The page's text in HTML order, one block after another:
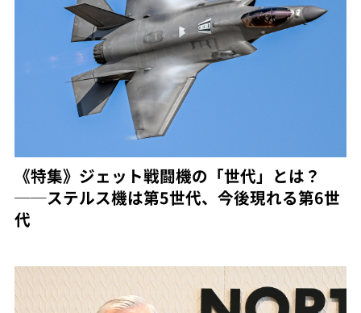
《特集》ジェット戦闘機の「世代」とは？
──ステルス機は第5世代、今後現れる第6世
代